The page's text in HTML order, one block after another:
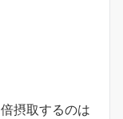
摂取するのは